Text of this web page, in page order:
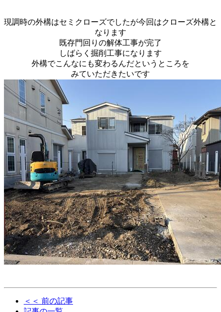
現調時の外構はセミクローズでしたが今回はクローズ外構と
なります
既存門回りの解体工事が完了
しばらく掘削工事になります
外構でこんなにも変わるんだというところを
みていただきたいです
＜＜ 前の記事